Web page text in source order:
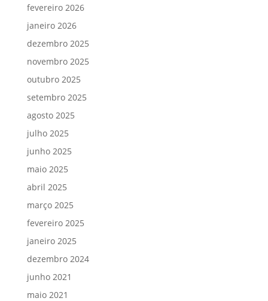
fevereiro 2026
janeiro 2026
dezembro 2025
novembro 2025
outubro 2025
setembro 2025
agosto 2025
julho 2025
junho 2025
maio 2025
abril 2025
março 2025
fevereiro 2025
janeiro 2025
dezembro 2024
junho 2021
maio 2021